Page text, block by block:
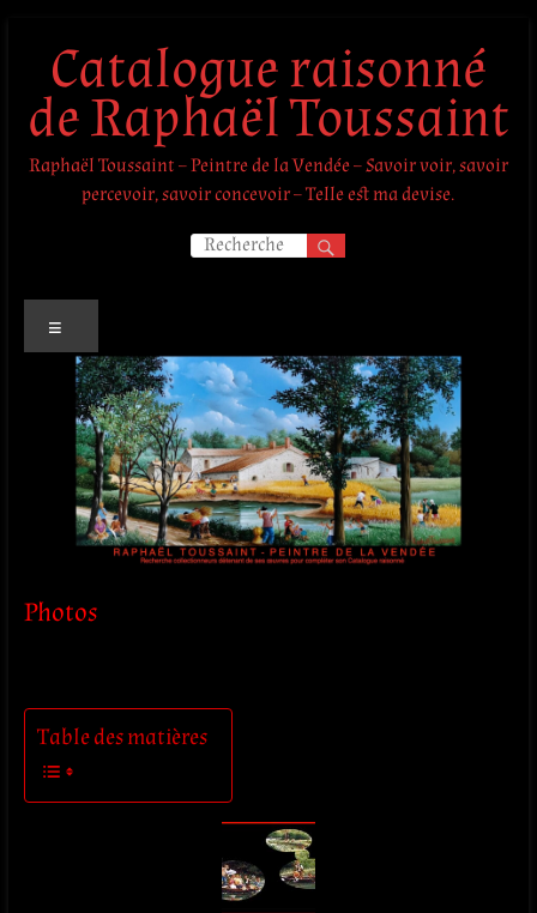
contenuCatalogue raisonné
de Raphaël Toussaint
Raphaël Toussaint – Peintre de la Vendée – Savoir voir, savoir
percevoir, savoir concevoir – Telle est ma devise.
Photos
Table des matières